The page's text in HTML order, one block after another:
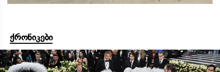
ქრონიკები